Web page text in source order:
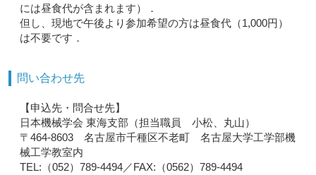
には昼食代が含まれます）．
但し、現地で午後より参加希望の方は昼食代（1,000円）
は不要です．
問い合わせ先
【申込先・問合せ先】
日本機械学会 東海支部（担当職員 小松、丸山）
〒464-8603 名古屋市千種区不老町 名古屋大学工学部機
械工学教室内
TEL:（052）789-4494／FAX:（0562）789-4494